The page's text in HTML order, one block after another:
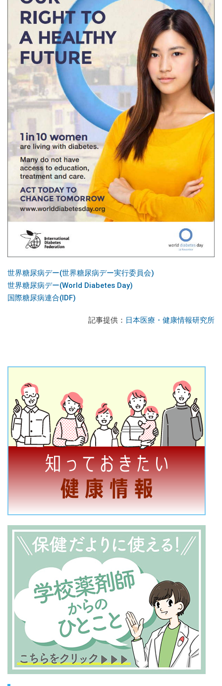
世界糖尿病デー(世界糖尿病デー実行委員会)
世界糖尿病デー(World Diabetes Day)
国際糖尿病連合(IDF)
記事提供： 日本医療・健康情報研究所